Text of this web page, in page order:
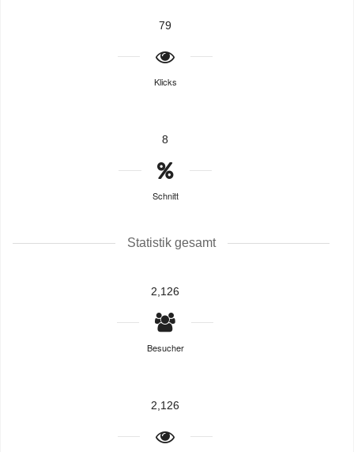
79
Klicks
8
Schnitt
Statistik gesamt
2,126
Besucher
2,126